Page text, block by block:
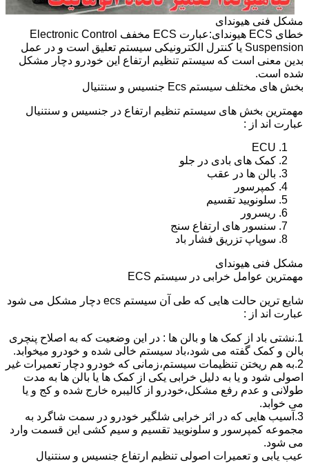
مشکل فنی هیوندای
خطای ECS هیوندای:عبارت ECS مخفف Electronic Control
Suspension یا کنترل الکترونیکی سیستم تعلیق است و در عمل
بدین معنی است که سیستم تنظیم ارتفاع این خودرو دچار مشکل
شده است.
بخش های مختلف سیستم Ecs جنسیس و سنتنیال
مهمترین بخش های سیستم تنظیم ارتفاع در جنسیس و سنتنیال
عبارت اند از :
ECU
کمک های بادی در جلو
بالن ها در عقب
کمپرسور
سلونویید تقسیم
ریسرور
سنسور های ارتفاع سنج
سوپاپ تزریق فشار باد
مشکل فنی هیوندای
مهمترین عوامل خرابی در سیستم ECS
شایع ترین حالت هایی که طی آن سیستم ecs دچار مشکل می شود
عبارت اند از :
1.نشتی باد از کمک ها و بالن ها : در این وضعیت که به اصلاح پنچری
بالن و کمک گفته می شود،باد سیستم خالی شده و خودرو میخوابد.
2.به هم ریختن تنظیمات سیستم،زمانی که خودرو دچار تعمیرات غیر
اصولی شود و یا به دلیل خرابی یکی از کمک ها یا بالن ها به مدت
طولانی و عدم رفع مشکل،خودرو از کالیبره خارج شده و کج و یا
می خوابد.
3.آسیب هایی که در اثر خرابی شلگیر خودرو در سمت شاگرد به
مجموعه کمپرسور و سلونویید تقسیم و سیم کشی این قسمت وارد
می شود.
عیب یابی و تعمیرات اصولی تنظیم ارتفاع جنسیس و سنتنیال